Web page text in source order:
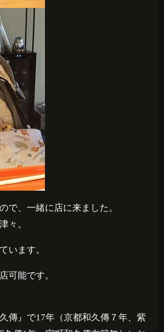
で、一緒に店に来ました。
々。
います。
可能です。
傳』で17年（京都和久傳７年、紫